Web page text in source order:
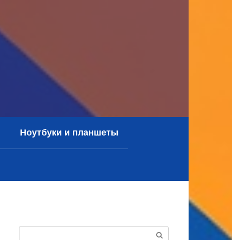
Ноутбуки и планшеты